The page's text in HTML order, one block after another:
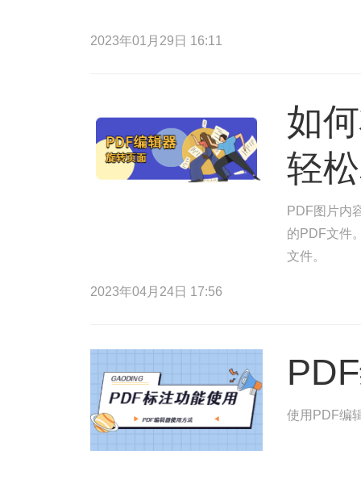
2023年01月29日 16:11
如
轻
PDF图片内
的PDF文件
文件。
2023年04月24日 17:56
使用PDF编